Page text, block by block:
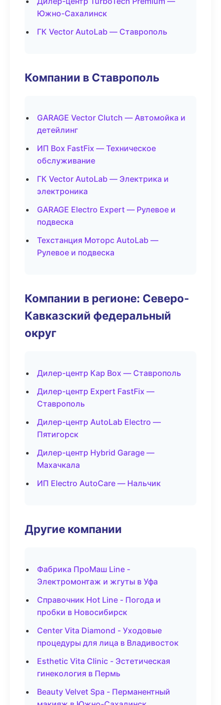
Южно-Сахалинск
ГК Vector AutoLab — Ставрополь
Компании в Ставрополь
GARAGE Vector Clutch — Автомойка и
детейлинг
ИП Box FastFix — Техническое
обслуживание
ГК Vector AutoLab — Электрика и
электроника
GARAGE Electro Expert — Рулевое и
подвеска
Техстанция Моторс AutoLab —
Рулевое и подвеска
Компании в регионе: Северо-
Кавказский федеральный
округ
Дилер-центр Кар Box — Ставрополь
Дилер-центр Expert FastFix —
Ставрополь
Дилер-центр AutoLab Electro —
Пятигорск
Дилер-центр Hybrid Garage —
Махачкала
ИП Electro AutoCare — Нальчик
Другие компании
Фабрика ПроМаш Line -
Электромонтаж и жгуты в Уфа
Справочник Hot Line - Погода и
пробки в Новосибирск
Center Vita Diamond - Уходовые
процедуры для лица в Владивосток
Esthetic Vita Clinic - Эстетическая
гинекология в Пермь
Beauty Velvet Spa - Перманентный